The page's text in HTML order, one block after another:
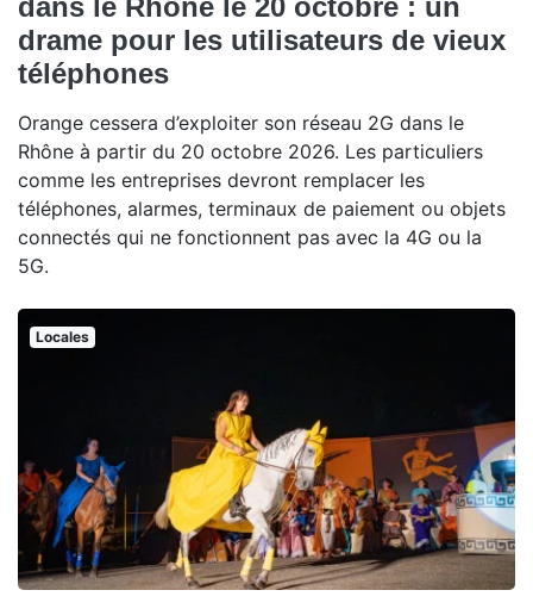
dans le Rhône le 20 octobre : un
drame pour les utilisateurs de vieux
téléphones
Orange cessera d’exploiter son réseau 2G dans le
Rhône à partir du 20 octobre 2026. Les particuliers
comme les entreprises devront remplacer les
téléphones, alarmes, terminaux de paiement ou objets
connectés qui ne fonctionnent pas avec la 4G ou la
5G.
Locales